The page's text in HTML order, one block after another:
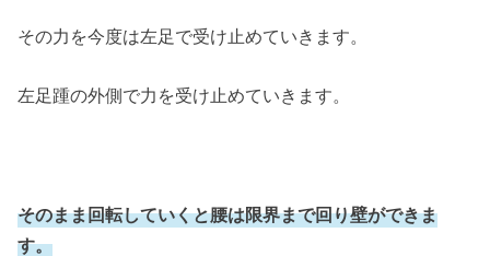
その力を今度は左足で受け止めていきます。
左足踵の外側で力を受け止めていきます。
そのまま回転していくと腰は限界まで回り壁ができま
す。